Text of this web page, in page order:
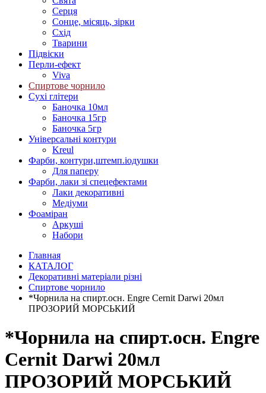
Серця
Сонце, місяць, зірки
Схід
Тварини
Підвіски
Перли-ефект
Viva
Спиртове чорнило
Сухі глітери
Баночка 10мл
Баночка 15гр
Баночка 5гр
Універсальні контури
Kreul
Фарби, контури,штемп.іодушки
Для паперу
Фарби, лаки зі спецефектами
Лаки декоративні
Медіуми
Фоаміран
Аркуші
Набори
Главная
КАТАЛОГ
Декоративні матеріали різні
Спиртове чорнило
*Чорнила на спирт.осн. Engre Cernit Darwi 20мл
ПРОЗОРИЙ МОРСЬКИЙ
*Чорнила на спирт.осн. Engre
Cernit Darwi 20мл
ПРОЗОРИЙ МОРСЬКИЙ